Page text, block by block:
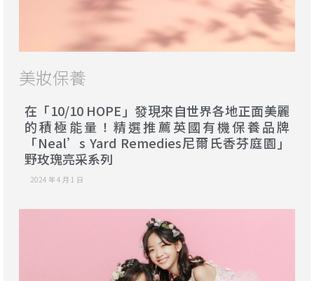
美妝保養
在「10/10 HOPE」發現來自世界各地正面美麗
的積極能量！精選推薦英國有機保養品牌
「Neal’s Yard Remedies尼爾氏香芬庭園」
野玫瑰亮采系列
2024 年 4 月 1 日